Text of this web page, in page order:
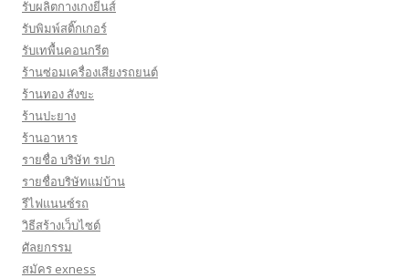
รับผลิตกางเกงยีนส์
รับพิมพ์สติ๊กเกอร์
รับเทพื้นคอนกรีต
ร้านซ่อมเครื่องเสียงรถยนต์
ร้านทอง สังขะ
ร้านปะยาง
ร้านอาหาร
รายชื่อ บริษัท รปภ
รายชื่อบริษัทแม่บ้าน
รีไฟแนนซ์รถ
วิธีสร้างเว็บไซต์
ศัลยกรรม
สมัคร exness